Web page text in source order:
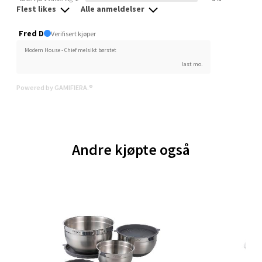
Flest likes Alle anmeldelser
Fred D Verifisert kjøper
Modern House - Chief melsikt børstet
last mo.
Powered by GAMIFIERA.®
Andre kjøpte også
0 i butikk
Åpent i dag 09-20
Ski - Thon Senter Ski